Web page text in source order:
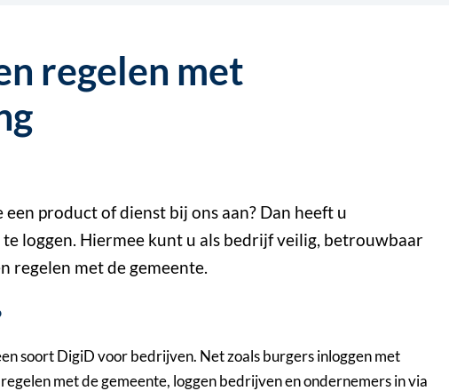
regelen met
product of dienst bij ons aan? Dan heeft u
loggen. Hiermee kunt u als bedrijf veilig, betrouwbaar
regelen met de gemeente.
soort DigiD voor bedrijven. Net zoals burgers inloggen met
met de gemeente, loggen bedrijven en ondernemers in via